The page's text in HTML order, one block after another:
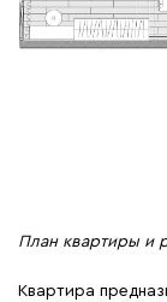
План квартиры и
Квартира